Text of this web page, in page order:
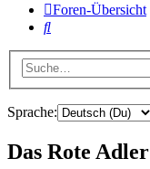
Foren-Übersicht
Suche
Sprache:
Das Rote